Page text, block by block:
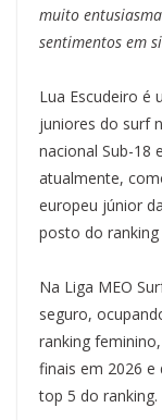
muito
sentimentos em
Lua Escudeiro é
juniores do surf
nacional Sub-18
atualmente,
europeu júnior
posto do
Na Liga MEO
seguro,
ranking
finais em 2026
top 5 do ranking.